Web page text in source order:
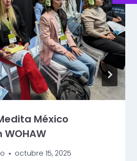
México
octubre 15, 2025